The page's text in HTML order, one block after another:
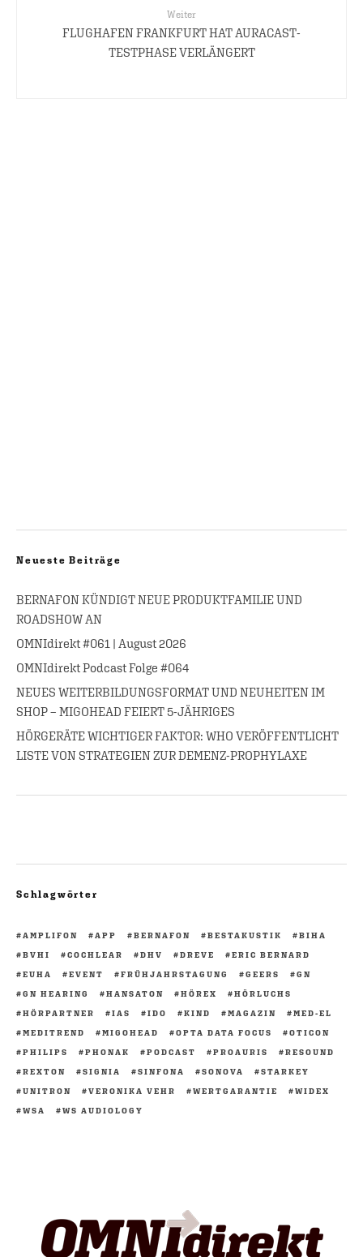
Weiter
FLUGHAFEN FRANKFURT HAT AURACAST-
TESTPHASE VERLÄNGERT
Neueste Beiträge
BERNAFON KÜNDIGT NEUE PRODUKTFAMILIE UND
ROADSHOW AN
OMNIdirekt #061 | August 2026
OMNIdirekt Podcast Folge #064
NEUES WEITERBILDUNGSFORMAT UND NEUHEITEN IM
SHOP – MIGOHEAD FEIERT 5-JÄHRIGES
HÖRGERÄTE WICHTIGER FAKTOR: WHO VERÖFFENTLICHT
LISTE VON STRATEGIEN ZUR DEMENZ-PROPHYLAXE
Schlagwörter
AMPLIFON APP BERNAFON BESTAKUSTIK
BIHA
BVHI
COCHLEAR DHV DREVE
ERIC BERNARD
EUHA
EVENT FRÜHJAHRSTAGUNG GEERS
GN
GN HEARING
HANSATON HÖREX
HÖRLUCHS
HÖRPARTNER
IAS IDO KIND MAGAZIN
MED-EL
MEDITREND
MIGOHEAD OPTA DATA FOCUS
OTICON
PHILIPS
PHONAK PODCAST PROAURIS
RESOUND
REXTON
SIGNIA SINFONA SONOVA
STARKEY
UNITRON
VERONIKA VEHR WERTGARANTIE
WIDEX
WSA
WS AUDIOLOGY